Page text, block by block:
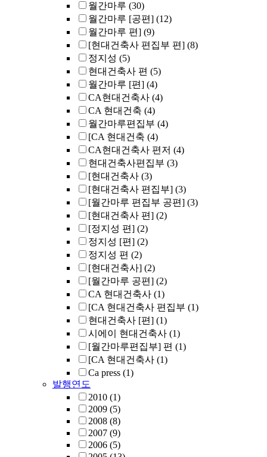
월간마루 (30)
월간마루 [공편] (12)
월간마루 편] (9)
[현대건축사 편집부 편] (8)
정지성 (5)
현대건축사 편 (5)
월간마루 [편] (4)
CA현대건축사 (4)
CA 현대건축 (4)
월간마루편집부 (4)
[CA 현대건축 (4)
CA현대건축사 편저 (4)
현대건축사편집부 (3)
[현대건축사 (3)
[현대건축사 편집부] (3)
[월간마루 편집부 공편] (3)
[현대건축사 편] (2)
[정지성 편] (2)
정지성 [편] (2)
정지성 편 (2)
[현대건축사] (2)
[월간마루 공편] (2)
CA 현대건축사 (1)
[CA 현대건축사 편집부 (1)
현대건축사 [편] (1)
시에이 현대건축사 (1)
[월간마루편집부] 편 (1)
[CA 현대건축사 (1)
Ca press (1)
발행연도
2010 (1)
2009 (5)
2008 (8)
2007 (9)
2006 (5)